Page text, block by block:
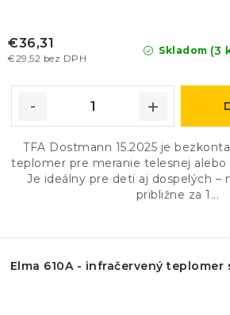
Skladom (3
€29,52 bez DPH
€36,31
TFA Dostmann 15.2025 je
teplomer pre meranie telesnej
Je ideálny pre deti aj dospelých –
približne za 1...
Elma 610A - infračervený